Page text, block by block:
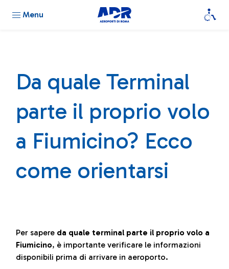
Menu
Da quale Terminal
parte il proprio volo
a Fiumicino? Ecco
come orientarsi
Per sapere da quale terminal parte il proprio volo a
Fiumicino, è importante verificare le informazioni
disponibili prima di arrivare in aeroporto.